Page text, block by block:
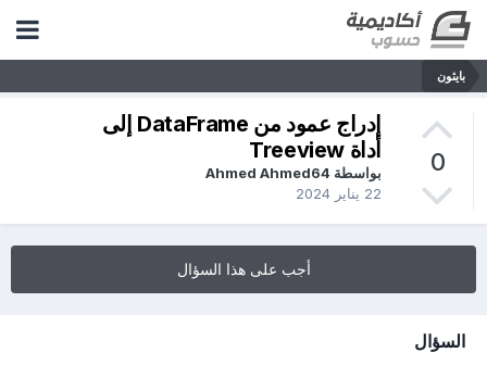
بايثون
0
إدراج عمود من DataFrame إلى
أداة Treeview
بواسطة Ahmed Ahmed64
22 يناير 2024
أجب على هذا السؤال
السؤال